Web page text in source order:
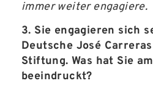
immer weiter engagiere.
3. Sie engagieren sich
Deutsche José
Stiftung. Was hat Sie
beeindruckt?